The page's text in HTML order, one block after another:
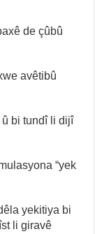
de çûbû
avêtibû
bi tundî li dijî
“yek
yekitiya bi
li giravê